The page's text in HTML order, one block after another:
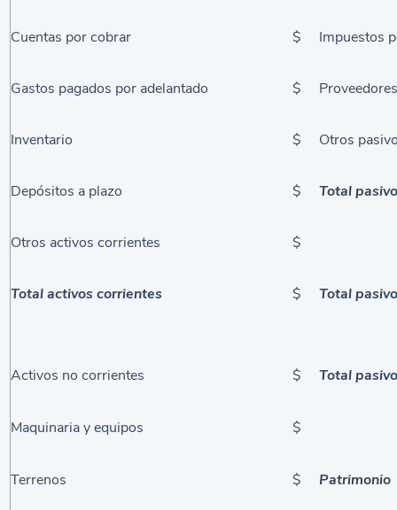
Cuentas por cobrar $ Impuestos
Gastos pagados por adelantado $
Inventario $ Otros
Depósitos a plazo $ Total
Otros activos corrientes $
Total activos corrientes $ Total
Activos no corrientes $ Total
Maquinaria y equipos $
Terrenos $ Patrimonio